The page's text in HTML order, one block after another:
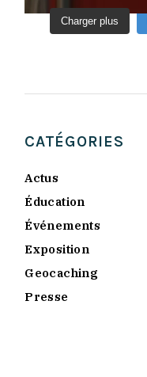
Charger plus
CATÉGORIES
Actus
Éducation
Événements
Exposition
Geocaching
Presse